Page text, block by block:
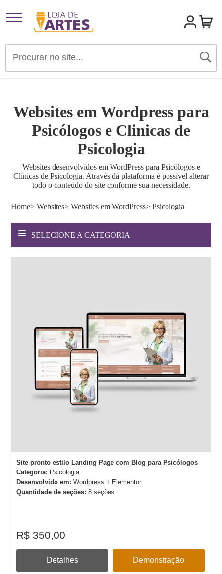
Artigos para Festas
Convites
Identidades Visuais
Materiais de Divulgação
Templates Editáveis Canva
Websites
Websites em Wordpress para
Psicólogos e Clinicas de
Psicologia
Websites desenvolvidos em WordPress para Psicólogos e
Clínicas de Psicologia. Através da plataforma é possível alterar
todo o conteúdo do site conforme sua necessidade.
Home> Websites> Websites em WordPress> Psicologia
SELECIONE A CATEGORIA
Site pronto estilo Landing Page com Blog para Psicólogos
Categoria: Psicologia
Desenvolvido em:Wordpress + Elementor
Quantidade de seções:8 seções
R$ 350,00
Detalhes Demonstração